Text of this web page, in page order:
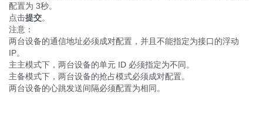
配置为 3秒。
点击提交。
注意：
两台设备的通信地址必须成对配置，并且不能指定为接口的浮动
IP。
主主模式下，两台设备的单元 ID 必须指定为不同。
主备模式下，两台设备的抢占模式必须成对配置。
两台设备的心跳发送间隔必须配置为相同。